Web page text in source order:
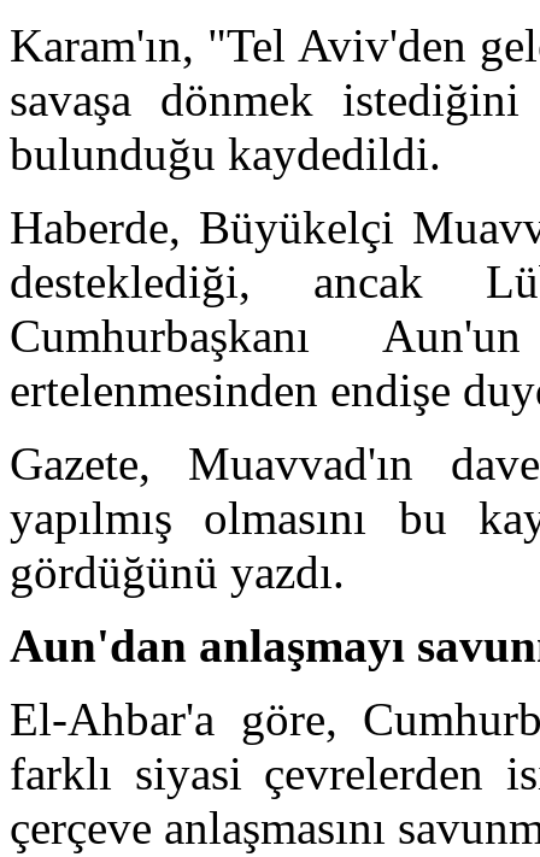
Karam'ın, "Tel Aviv'den
savaşa dönmek
bulunduğu kaydedildi.
Haberde, Büyükelçi
desteklediği, ancak
Cumhurbaşkanı
ertelenmesinden endişe
Gazete, Muavvad'ın
yapılmış olmasını bu
gördüğünü yazdı.
Aun'dan anlaşmayı
El-Ahbar'a göre,
farklı siyasi çevrelerden
çerçeve anlaşmasını